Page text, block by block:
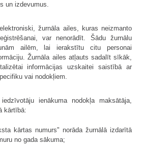
un izdevumus.
žurnāla ailes, kuras neizmanto
var nenorādīt. Šādu žurnālu
ailēm, lai ierakstītu citu personai
Žurnāla ailes atļauts sadalīt sīkāk,
informācijas uzskaitei saistībā ar
vai nodokļiem.
ienākuma nodokļa maksātāja,
kārtībā:
kārtas numurs" norāda žurnālā izdarītā
no gada sākuma;